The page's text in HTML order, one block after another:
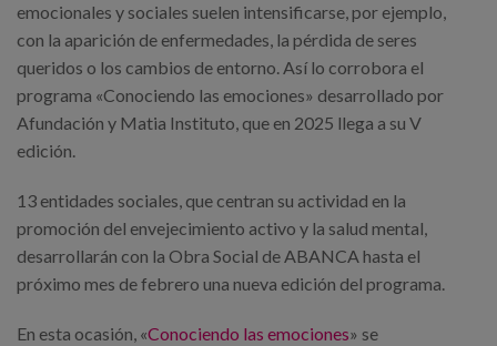
emocionales y sociales suelen intensificarse, por ejemplo,
con la aparición de enfermedades, la pérdida de seres
queridos o los cambios de entorno. Así lo corrobora el
programa «Conociendo las emociones» desarrollado por
Afundación y Matia Instituto, que en 2025 llega a su V
edición.
13 entidades sociales, que centran su actividad en la
promoción del envejecimiento activo y la salud mental,
desarrollarán con la Obra Social de ABANCA hasta el
próximo mes de febrero una nueva edición del programa.
En esta ocasión, «Conociendo las emociones» se